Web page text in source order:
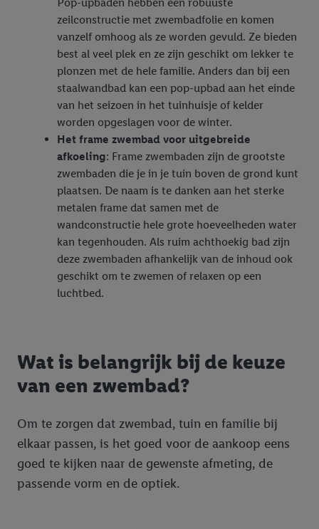
Pop-upbaden hebben een robuuste
zeilconstructie met zwembadfolie en komen
vanzelf omhoog als ze worden gevuld. Ze bieden
best al veel plek en ze zijn geschikt om lekker te
plonzen met de hele familie. Anders dan bij een
staalwandbad kan een pop-upbad aan het einde
van het seizoen in het tuinhuisje of kelder
worden opgeslagen voor de winter.
Het frame zwembad voor uitgebreide
afkoeling: Frame zwembaden zijn de grootste
zwembaden die je in je tuin boven de grond kunt
plaatsen. De naam is te danken aan het sterke
metalen frame dat samen met de
wandconstructie hele grote hoeveelheden water
kan tegenhouden. Als ruim achthoekig bad zijn
deze zwembaden afhankelijk van de inhoud ook
geschikt om te zwemen of relaxen op een
luchtbed.
Wat is belangrijk bij de keuze
van een zwembad?
Om te zorgen dat zwembad, tuin en familie bij
elkaar passen, is het goed voor de aankoop eens
goed te kijken naar de gewenste afmeting, de
passende vorm en de optiek.